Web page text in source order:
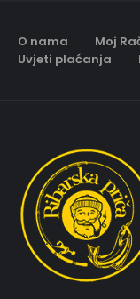
O nama Moj
Uvjeti plaćanja